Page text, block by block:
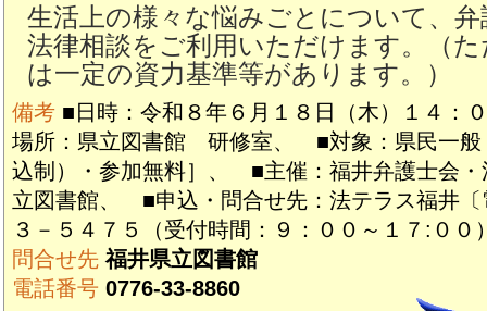
生活上の様々な悩みごとについて、
法律相談をご利用いただけます。（
は一定の資力基準等があります。）
備考 ■日時：令和８年６月１８日（木）１４：
場所：県立図書館 研修室、 ■対象：県民一般
込制）・参加無料］、 ■主催：福井弁護士会・
立図書館、 ■申込・問合せ先：法テラス福井〔
３－５４７５（受付時間：９：００～１７:００
問合せ先福井県立図書館
電話番号 0776-33-8860